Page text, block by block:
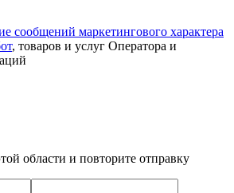
сообщений маркетингового характера
, товаров и услуг Оператора и
области и повторите отправку